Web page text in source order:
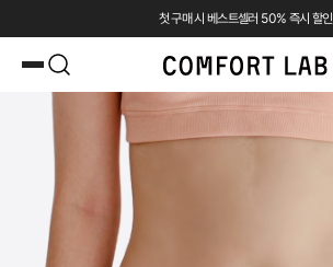
첫 구매 시 베스트셀러 50% 즉시 할인